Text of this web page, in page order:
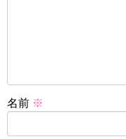
名前 ※